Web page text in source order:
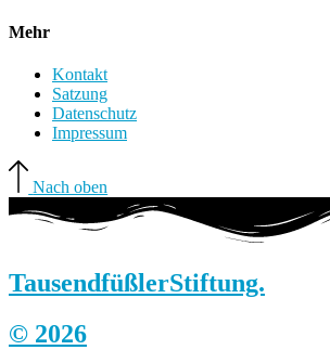
Mehr
Kontakt
Satzung
Datenschutz
Impressum
Nach oben
TausendfüßlerStiftung.
© 2026